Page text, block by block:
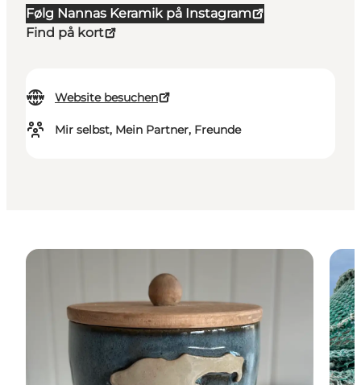
Følg Nannas Keramik på Instagram
Find på kort
Website besuchen
Mir selbst, Mein Partner, Freunde